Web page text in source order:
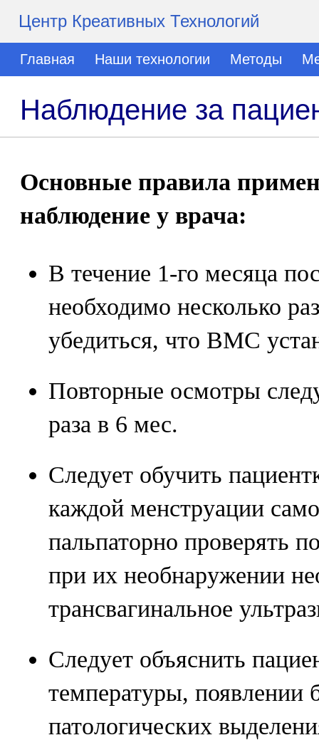
Центр Креативных Технологий
Главная Наши технологии Методы
Наблюдение за
Основные правила
наблюдение у врача:
В течение 1-го месяца
необходимо несколько
убедиться, что ВМС
Повторные осмотры
раза в 6 мес.
Следует обучить
каждой менструации
пальпаторно проверять
при их необнаружении
трансвагинальное
Следует объяснить
температуры, появлении
патологических